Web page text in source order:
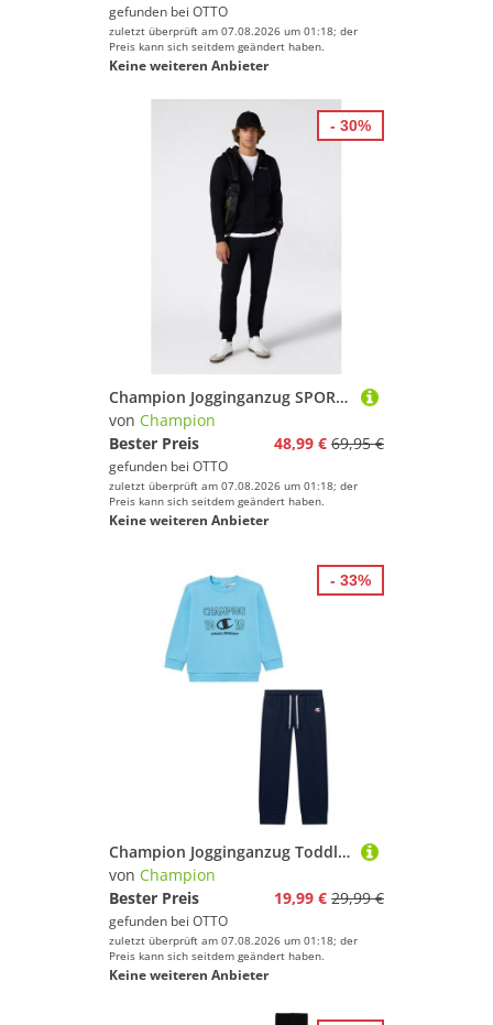
gefunden bei OTTO
zuletzt überprüft am 07.08.2026 um 01:18; der
Preis kann sich seitdem geändert haben.
Keine weiteren Anbieter
Champion Jogginganzug SPORTWEAR SWEATSUITS Standard Fit (2-tlg), zweiteiliges Set, auch in großen Größen, aus Baumwolle und Polyester
von Champion
Bester Preis
48,99 € 69,95 €
gefunden bei OTTO
zuletzt überprüft am 07.08.2026 um 01:18; der
Preis kann sich seitdem geändert haben.
Keine weiteren Anbieter
- 30%
Champion Jogginganzug Toddler Graphic Terry Crewneck Sweatsuit (2-tlg), für Babys, aus Baumwolle und Polyester
von Champion
Bester Preis
19,99 € 29,99 €
gefunden bei OTTO
zuletzt überprüft am 07.08.2026 um 01:18; der
Preis kann sich seitdem geändert haben.
Keine weiteren Anbieter
- 33%